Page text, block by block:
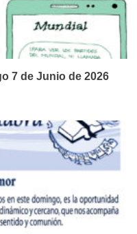
7 de Junio de 2026